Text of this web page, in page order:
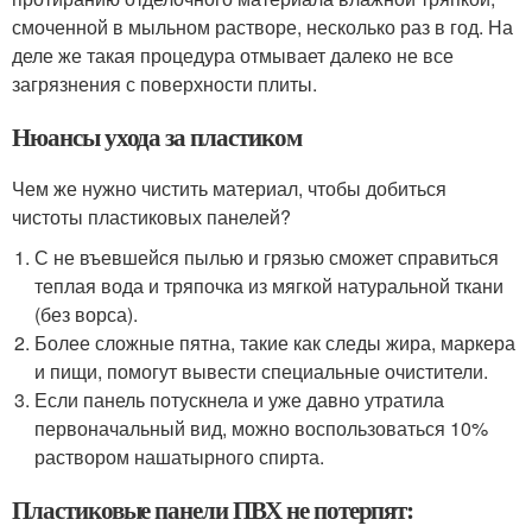
смоченной в мыльном растворе, несколько раз в год. На
деле же такая процедура отмывает далеко не все
загрязнения с поверхности плиты.
Нюансы ухода за пластиком
Чем же нужно чистить материал, чтобы добиться
чистоты пластиковых панелей?
С не въевшейся пылью и грязью сможет справиться
теплая вода и тряпочка из мягкой натуральной ткани
(без ворса).
Более сложные пятна, такие как следы жира, маркера
и пищи, помогут вывести специальные очистители.
Если панель потускнела и уже давно утратила
первоначальный вид, можно воспользоваться 10%
раствором нашатырного спирта.
Пластиковые панели ПВХ не потерпят: